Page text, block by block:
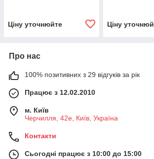
Ціну уточнюйте Ціну
Про нас
100% позитивних з 29 відгуків за рік
Працює з 12.02.2010
м. Київ
Черчилля, 42е, Київ, Україна
Контакти
Сьогодні працює з 10:00 до 15:00